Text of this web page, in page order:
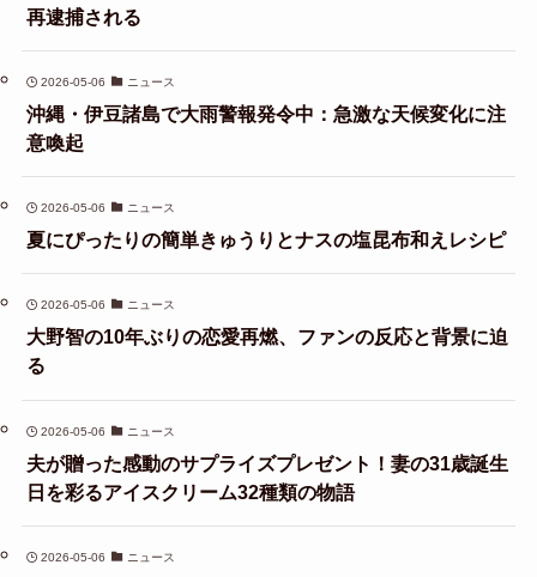
再逮捕される
2026-05-06 ニュース
沖縄・伊豆諸島で大雨警報発令中：急激な天候変化に注
意喚起
2026-05-06 ニュース
夏にぴったりの簡単きゅうりとナスの塩昆布和えレシピ
2026-05-06 ニュース
大野智の10年ぶりの恋愛再燃、ファンの反応と背景に迫
る
2026-05-06 ニュース
夫が贈った感動のサプライズプレゼント！妻の31歳誕生
日を彩るアイスクリーム32種類の物語
2026-05-06 ニュース